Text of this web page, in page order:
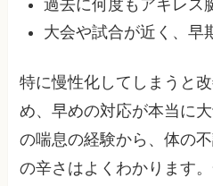
過去に何度もアキレス
大会や試合が近く、早
特に慢性化してしまうと
め、早めの対応が本当に
の喘息の経験から、体の
の辛さはよくわかります